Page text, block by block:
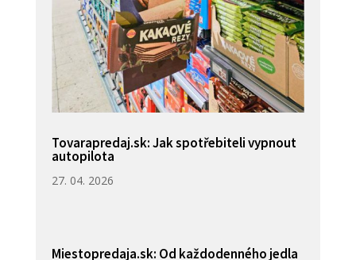
Tovarapredaj.sk: Jak spotřebiteli vypnout
autopilota
27. 04. 2026
Miestopredaja.sk: Od každodenného jedla